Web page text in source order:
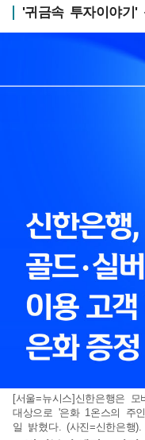
'귀금속 투자이야기
[서울=뉴시스]신한은행은
대상으로 '은화 1온스의 주
일 밝혔다. (사진=신한은행).